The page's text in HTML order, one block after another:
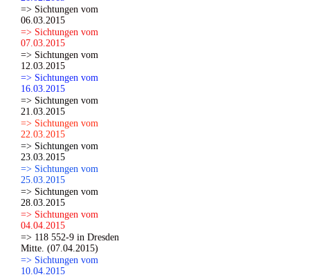
=> Sichtungen vom
06.03.2015
=> Sichtungen vom
07.03.2015
=> Sichtungen vom
12.03.2015
=> Sichtungen vom
16.03.2015
=> Sichtungen vom
21.03.2015
=> Sichtungen vom
22.03.2015
=> Sichtungen vom
23.03.2015
=> Sichtungen vom
25.03.2015
=> Sichtungen vom
28.03.2015
=> Sichtungen vom
04.04.2015
=> 118 552-9 in Dresden
Mitte. (07.04.2015)
=> Sichtungen vom
10.04.2015